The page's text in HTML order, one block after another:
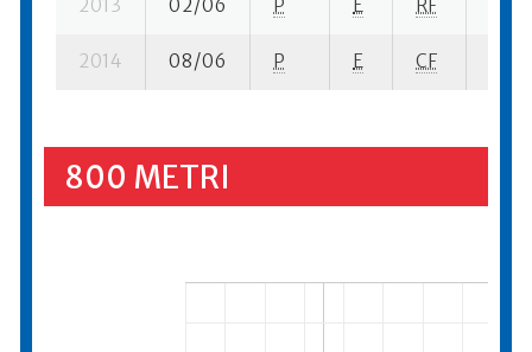
2013 02/06 P E RF
2014 08/06 P E CF
800 METRI